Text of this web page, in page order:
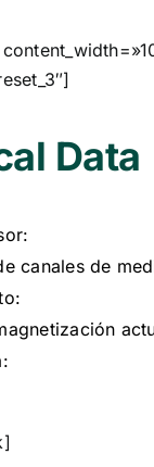
Data
canales de